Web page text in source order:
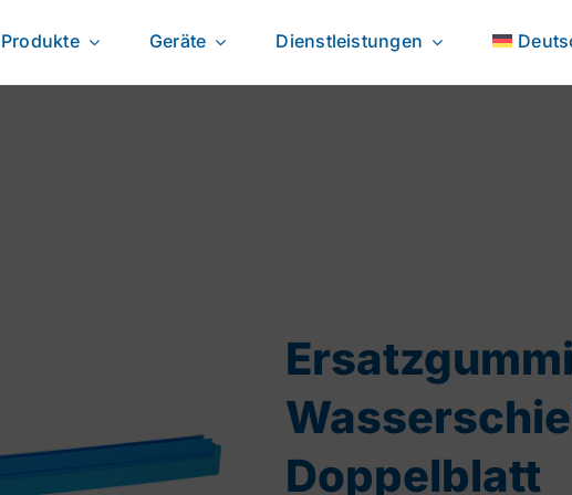
Geräte Dienstleistungen
Doppelblatt